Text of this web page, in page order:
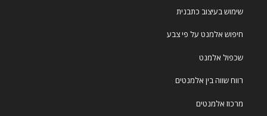
שימוש בעיצוב כתבנית
חיפוש אלמנט על פי צבע
שכפול אלמנט
רווח שווה בין אלמנטים
מרכוז אלמנטים